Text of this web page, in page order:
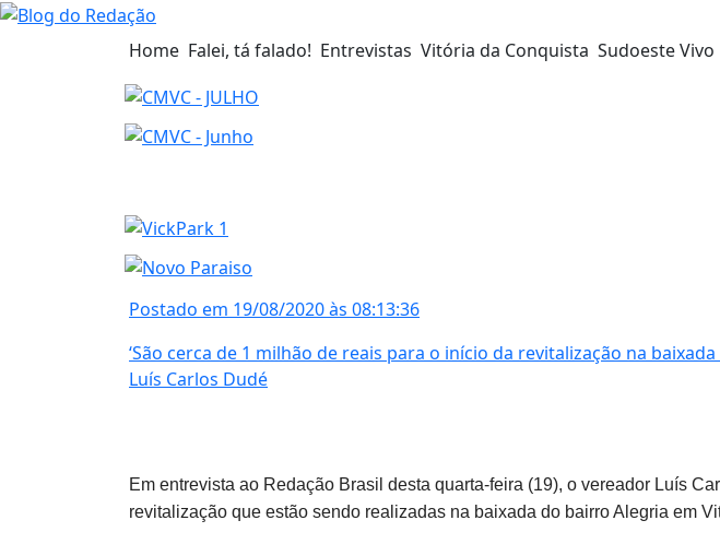
Home Falei, tá falado! Entrevistas Vitória da Conquista Sudoeste Vivo
Postado em 19/08/2020 às 08:13:36
‘São cerca de 1 milhão de reais para o início da revitalização na
Luís Carlos Dudé
Em entrevista ao Redação Brasil desta quarta-feira (19), o vereador Luís
revitalização que estão sendo realizadas na baixada do bairro Alegria em